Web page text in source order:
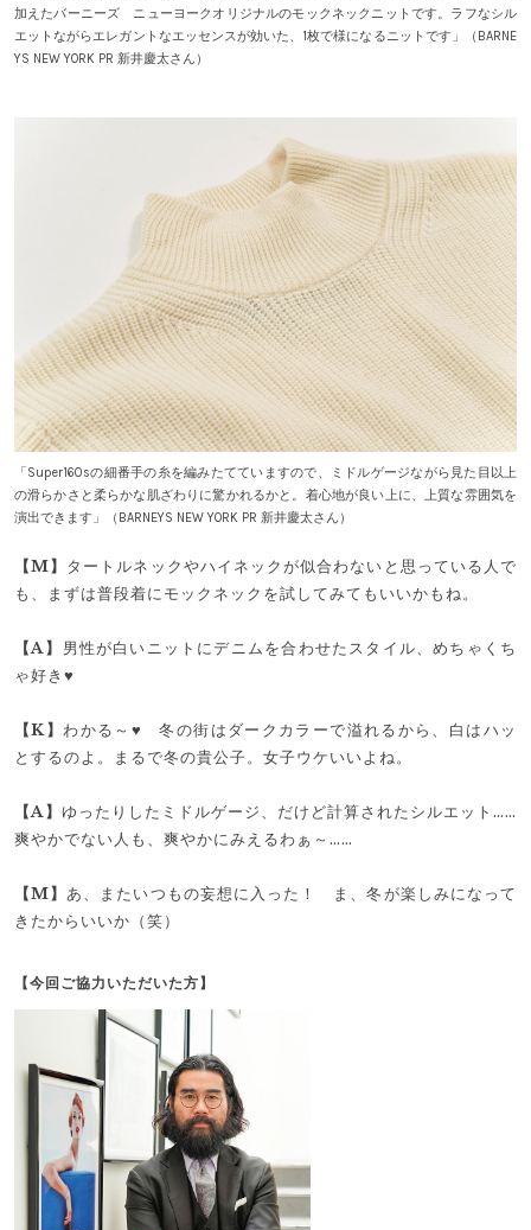
加えたバーニーズ ニューヨークオリジナルのモックネックニットです。ラフなシル
エットながらエレガントなエッセンスが効いた、1枚で様になるニットです」（BARNE
YS NEW YORK PR 新井慶太さん）
「Super160sの細番手の糸を編みたてていますので、ミドルゲージながら見た目以上
の滑らかさと柔らかな肌ざわりに驚かれるかと。着心地が良い上に、上質な雰囲気を
演出できます」（BARNEYS NEW YORK PR 新井慶太さん）
【M】
タートルネックやハイネックが似合わないと思っている人で
も、まずは普段着にモックネックを試してみてもいいかもね。
【A】 男性が白いニットにデニムを合わせたスタイル、めちゃくち
ゃ好き♥
【K】わかる～♥ 冬の街はダークカラーで溢れるから、白はハッ
とするのよ。まるで冬の貴公子。女子ウケいいよね。
【A】 ゆったりしたミドルゲージ、だけど計算されたシルエット……
爽やかでない人も、爽やかにみえるわぁ～……
【M】あ、またいつもの妄想に入った！ ま、冬が楽しみになって
きたからいいか（笑）
【今回ご協力いただいた方】